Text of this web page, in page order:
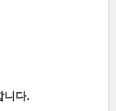
니다.